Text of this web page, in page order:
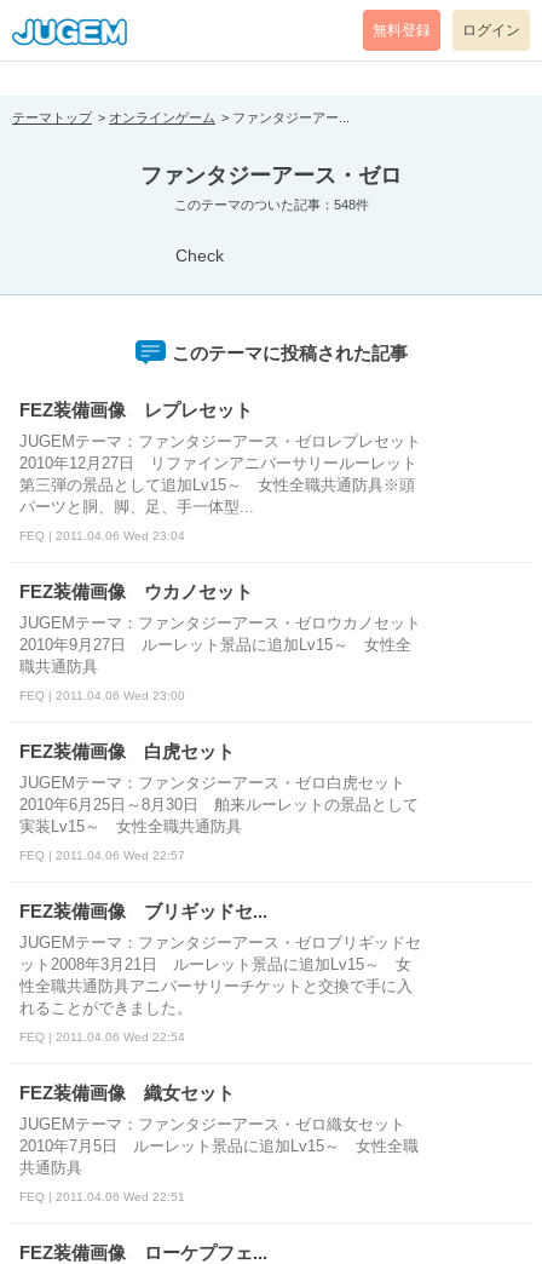
[pear_error: message="Success" code=0 mode=return level=notice
prefix="" info=""]
無料登録 ログイン
テーマトップ オンラインゲーム ファンタジーアー...
ファンタジーアース・ゼロ
このテーマのついた記事：548件
Check
このテーマに投稿された記事
FEZ装備画像 レプレセット
JUGEMテーマ：ファンタジーアース・ゼロレプレセット
2010年12月27日 リファインアニバーサリールーレット
第三弾の景品として追加Lv15～ 女性全職共通防具※頭
パーツと胴、脚、足、手一体型...
FEQ | 2011.04.06 Wed 23:04
FEZ装備画像 ウカノセット
JUGEMテーマ：ファンタジーアース・ゼロウカノセット
2010年9月27日 ルーレット景品に追加Lv15～ 女性全
職共通防具
FEQ | 2011.04.06 Wed 23:00
FEZ装備画像 白虎セット
JUGEMテーマ：ファンタジーアース・ゼロ白虎セット
2010年6月25日～8月30日 舶来ルーレットの景品として
実装Lv15～ 女性全職共通防具
FEQ | 2011.04.06 Wed 22:57
FEZ装備画像 ブリギッドセ...
JUGEMテーマ：ファンタジーアース・ゼロブリギッドセ
ット2008年3月21日 ルーレット景品に追加Lv15～ 女
性全職共通防具アニバーサリーチケットと交換で手に入
れることができました。
FEQ | 2011.04.06 Wed 22:54
FEZ装備画像 織女セット
JUGEMテーマ：ファンタジーアース・ゼロ織女セット
2010年7月5日 ルーレット景品に追加Lv15～ 女性全職
共通防具
FEQ | 2011.04.06 Wed 22:51
FEZ装備画像 ローケプフェ...